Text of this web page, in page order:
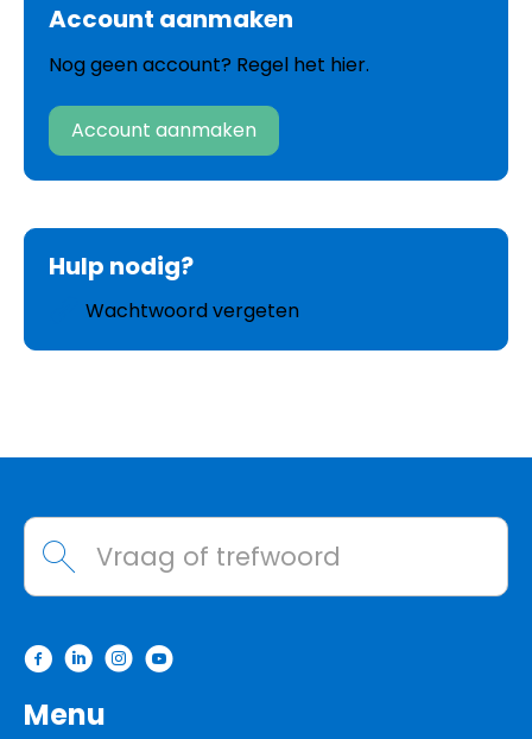
Account aanmaken
Nog geen account? Regel het hier.
Account aanmaken
Hulp nodig?
Wachtwoord vergeten
Contactinformatie
Waarmee kunnen we helpen?
Menu